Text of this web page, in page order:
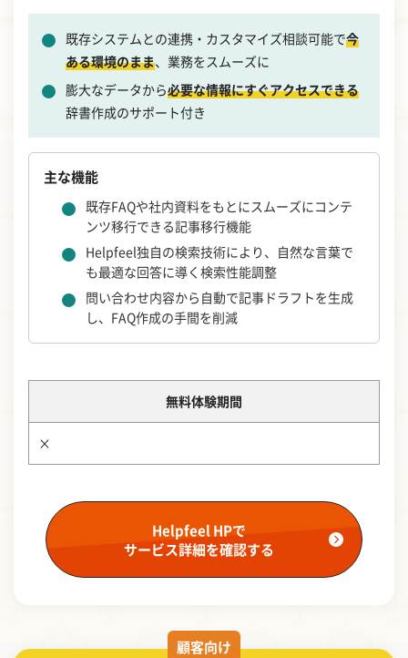
既存システムとの連携・カスタマイズ相談可能で今
ある環境のまま、業務をスムーズに
膨大なデータから必要な情報にすぐアクセスできる
辞書作成のサポート付き
主な機能
既存FAQや社内資料をもとにスムーズにコンテ
ンツ移行できる記事移行機能
Helpfeel独自の検索技術により、自然な言葉で
も最適な回答に導く検索性能調整
問い合わせ内容から自動で記事ドラフトを生成
し、FAQ作成の手間を削減
無料体験期間
×
Helpfeel HPで
サービス詳細を確認する
顧客向け